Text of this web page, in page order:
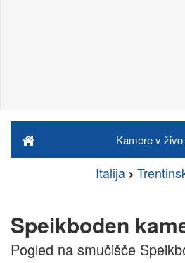
Kamere v živo
Italija
Speikboden
Pogled na smučišče